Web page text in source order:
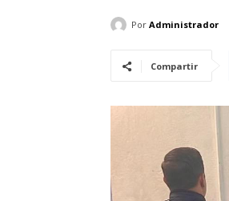
Por Administrador
Compartir